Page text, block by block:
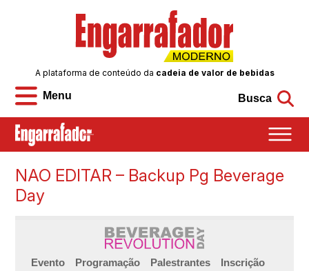
Menu
A plataforma de conteúdo da cadeia de valor de bebidas
Busca
NAO EDITAR – Backup Pg Beverage
Day
Evento Programação Palestrantes
Inscrição